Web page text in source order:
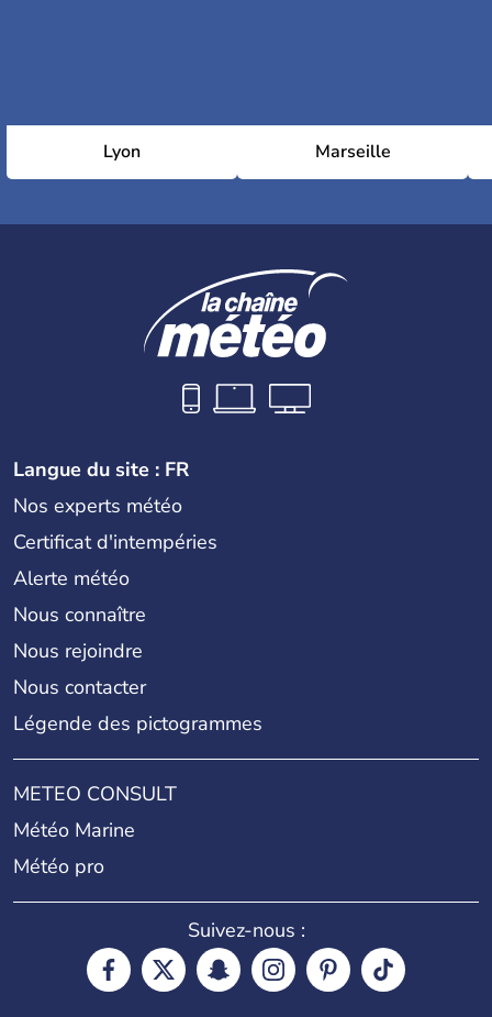
Lyon Marseille
Langue du site : FR
Nos experts météo
Certificat d'intempéries
Alerte météo
Nous connaître
Nous rejoindre
Nous contacter
Légende des pictogrammes
METEO CONSULT
Météo Marine
Météo pro
Suivez-nous :